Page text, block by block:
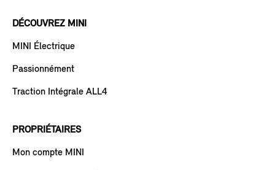
DÉCOUVREZ MINI
MINI Électrique
Passionnément
Traction Intégrale ALL4
PROPRIÉTAIRES
Mon compte MINI